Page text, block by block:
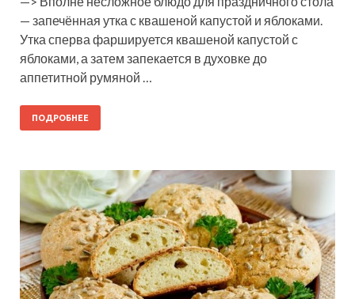
— запечённая утка с квашеной капустой и яблоками.
Утка сперва фаршируется квашеной капустой с
яблоками, а затем запекается в духовке до
аппетитной румяной …
ПОДРОБНЕЕ